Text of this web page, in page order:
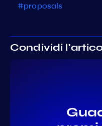
#proposals
Condividi